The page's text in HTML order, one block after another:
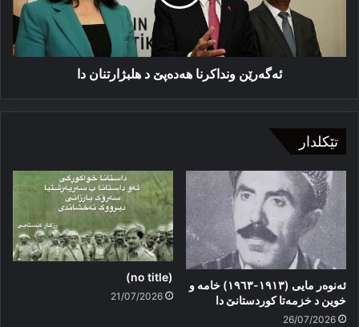
ئەگەرێن ونداکرنا هەدەپێ د هلبژارتنان دا
تێکلدار
ئەنوەر مایی (١٩١٣-١٩٦٣) خامە و
خوین د خزمەتا کوردستانێ دا
26/07/2026
(no title)
21/07/2026